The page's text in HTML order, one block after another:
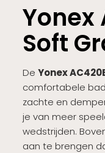
Yonex
Soft
De Yonex
comfortabele
zachte en
je van meer
wedstrijden.
aan te brengen